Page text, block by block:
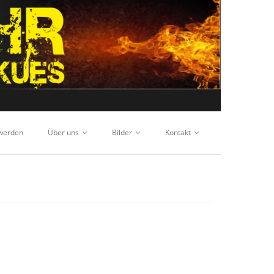
Über uns Bilder Kontakt